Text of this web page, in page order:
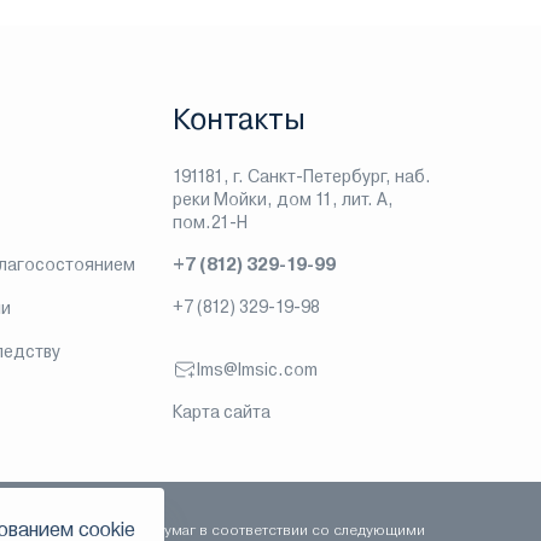
Контакты
191181, г. Санкт-Петербург, наб.
реки Мойки, дом 11, лит. А,
пом.21-Н
+7 (812) 329-19-99
+7 (812) 329-19-98
lms@lmsic.com
Карта сайта
на рынке ценных бумаг в соответствии со следующими
сookie